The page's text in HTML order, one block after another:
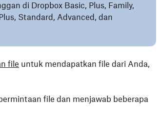
di Dropbox Basic, Plus, Family,
Standard, Advanced, dan
file untuk mendapatkan file dari Anda,
file dan menjawab beberapa